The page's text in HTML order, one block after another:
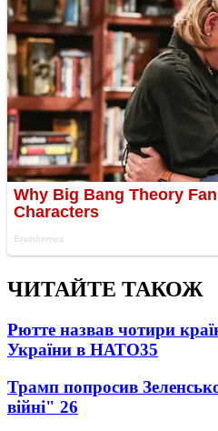
ЧИТАЙТЕ ТАКОЖ
Рютте назвав чотири
України в НАТО35
Трамп попросив
війні" 26